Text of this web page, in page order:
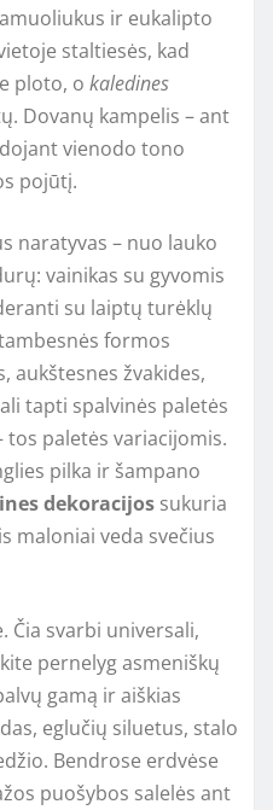
ir eukalipto
staltiesės, kad
ploto, o kaledines
Dovanų kampelis – ant
vienodo tono
pojūtį.
naratyvas – nuo lauko
vainikas su gyvomis
su laiptų turėklų
formos
aukštesnes žvakides,
tapti spalvinės paletės
tos paletės variacijomis.
pilka ir šampano
dekoracijos sukuria
maloniai veda svečius
Čia svarbi universali,
pernelyg asmeniškų
gamą ir aiškias
eglučių siluetus, stalo
Bendrose erdvėse
puošybos salelės ant